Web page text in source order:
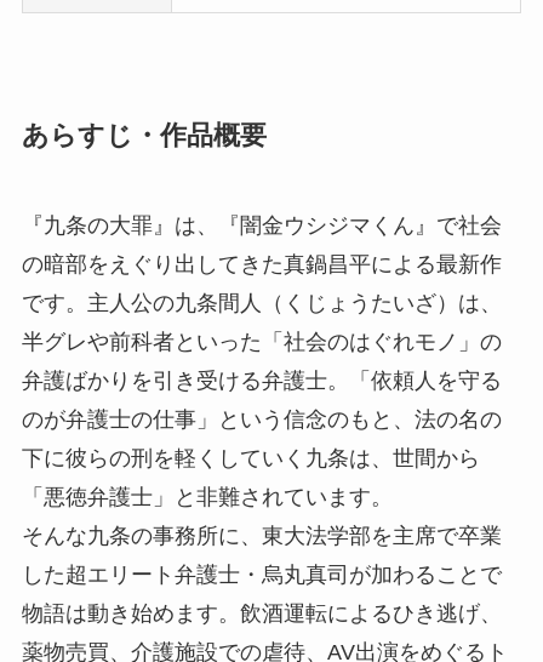
あらすじ・作品概要
『九条の大罪』は、『闇金ウシジマくん』で社会
の暗部をえぐり出してきた真鍋昌平による最新作
です。主人公の九条間人（くじょうたいざ）は、
半グレや前科者といった「社会のはぐれモノ」の
弁護ばかりを引き受ける弁護士。「依頼人を守る
のが弁護士の仕事」という信念のもと、法の名の
下に彼らの刑を軽くしていく九条は、世間から
「悪徳弁護士」と非難されています。
そんな九条の事務所に、東大法学部を主席で卒業
した超エリート弁護士・烏丸真司が加わることで
物語は動き始めます。飲酒運転によるひき逃げ、
薬物売買、介護施設での虐待、AV出演をめぐるト